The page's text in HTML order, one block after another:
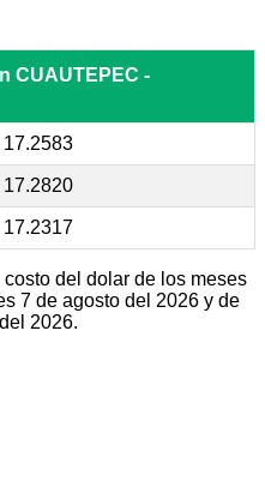
CUAUTEPEC -
17.2583
17.2820
17.2317
del dolar de los meses
7 de agosto del 2026 y de
2026.